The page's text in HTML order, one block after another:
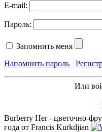
E-mail:
Пароль:
Запомнить меня
Напомнить пароль
Или
Burberry Her - цветочно-
года от Francis Kurkdjian